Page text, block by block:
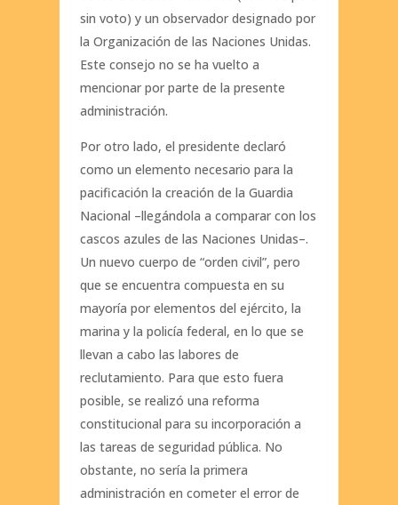
sin voto) y un observador designado por
la Organización de las Naciones Unidas.
Este consejo no se ha vuelto a
mencionar por parte de la presente
administración.
Por otro lado, el presidente declaró
como un elemento necesario para la
pacificación la creación de la Guardia
Nacional –llegándola a comparar con los
cascos azules de las Naciones Unidas–.
Un nuevo cuerpo de “orden civil”, pero
que se encuentra compuesta en su
mayoría por elementos del ejército, la
marina y la policía federal, en lo que se
llevan a cabo las labores de
reclutamiento. Para que esto fuera
posible, se realizó una reforma
constitucional para su incorporación a
las tareas de seguridad pública. No
obstante, no sería la primera
administración en cometer el error de